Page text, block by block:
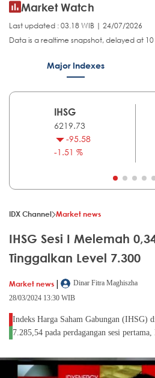
Market Watch
Last updated : 03.18 WIB | 24/07/2026
Data is a realtime snapshot, delayed at 10
Major Indexes
IHSG
6219.73
-95.58
-1.51 %
IDX Channel Market news
IHSG Sesi I Melemah
Tinggalkan Level 7.300
Market news |
Dinar Fitra Maghiszha
28/03/2024 13:30 WIB
Indeks Harga Saham Gabungan (IHSG)
7.285,54 pada perdagangan sesi